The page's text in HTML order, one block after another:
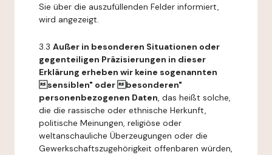
Sie über die auszufüllenden Felder informiert,
wird angezeigt.
3.3 Außer in besonderen Situationen oder
gegenteiligen Präzisierungen in dieser
Erklärung erheben wir keine sogenannten
sensiblen" oder besonderen"
personenbezogenen Daten, das heißt solche,
die die rassische oder ethnische Herkunft,
politische Meinungen, religiöse oder
weltanschauliche Überzeugungen oder die
Gewerkschaftszugehörigkeit offenbaren würden,